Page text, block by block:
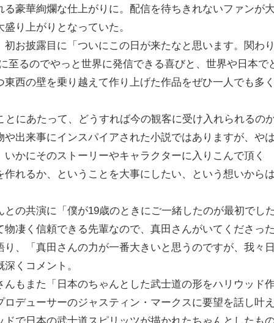
豪華絢爛な仕上がりに。配信を待ちきれないファンが
り上がりとなっていた。
お披露目に「ついにこの日が来たなと思います。関わ
至るのでやっと世界に発信できる喜びと、世界や日本で
西の壁を乗り越えて作り上げた作品をぜひ一人でも多
にあたって、どうすれば今の観客に受け入れられるの
出来事にインスパイアされた小説ではありますが、や
かにそのストーリーやキャラクターに入りこんで頂く
れるか、ということを大事にしたい、という想いから
の共演に「僕が19歳のときにご一緒したのが最初でし
凄く信頼できる先輩なので、真田さんがいてくださっ
、「真田さんの力が一番大きいと思うのですが、我々
くコメント。
もまた「日本のちゃんとした武士道の形をハリウッド
デューサーのジャスティン・マークスに要望を話し叶